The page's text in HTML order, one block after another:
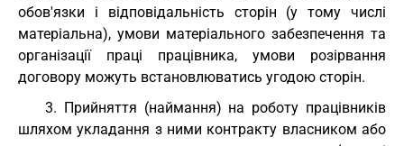
обов'язки і відповідальність сторін (у тому числі
матеріальна), умови матеріального забезпечення та
організації праці працівника, умови розірвання
договору можуть встановлюватись угодою сторін.
3. Прийняття (наймання) на роботу працівників
шляхом укладання з ними контракту власником або